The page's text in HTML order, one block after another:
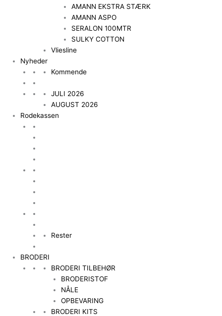
AMANN EKSTRA STÆRK
AMANN ASPO
SERALON 100MTR
SULKY COTTON
Vliesline
Nyheder
Kommende
JULI 2026
AUGUST 2026
Rodekassen
Rester
BRODERI
BRODERI TILBEHØR
BRODERISTOF
NÅLE
OPBEVARING
BRODERI KITS